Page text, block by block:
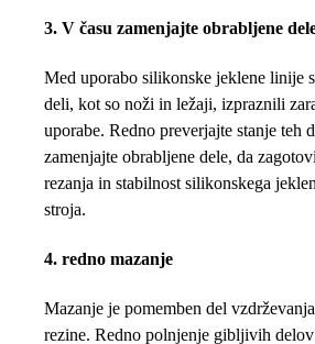
3. V času zamenjajte obrabljene
Med uporabo silikonske jeklene linije
deli, kot so noži in ležaji, izpraznili
uporabe. Redno preverjajte stanje teh
zamenjajte obrabljene dele, da
rezanja in stabilnost silikonskega
stroja.
4. redno mazanje
Mazanje je pomemben del
rezine. Redno polnjenje gibljivih